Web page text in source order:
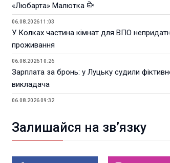
«Любарта» Малютка
06.08.2026 11:03
У Колках частина кімнат для ВПО
проживання
06.08.2026 10:26
Зарплата за бронь: у Луцьку судили
викладача
06.08.2026 09:32
05.08.2026 21:18
Порівняння телеоб'єктивів Sigma Sports та
Залишайся на зв’язку